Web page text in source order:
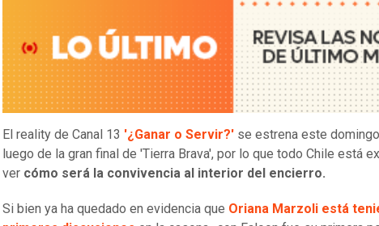
El reality de Canal 13 '¿Ganar o Servir?' se estrena este
luego de la gran final de 'Tierra Brava', por lo que todo Chile está
ver cómo será la convivencia al interior del encierro.
Si bien ya ha quedado en evidencia que Oriana Marzoli está